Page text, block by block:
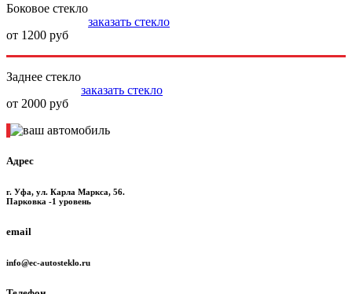
Боковое стекло
от 1200 руб
заказать стекло
Заднее стекло
от 2000 руб
заказать стекло
Адрес
г. Уфа, ул. Карла Маркса, 56.
Парковка -1 уровень
email
info@ec-autosteklo.ru